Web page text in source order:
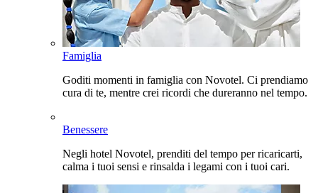
Famiglia
Goditi momenti in famiglia con Novotel. Ci prendiamo
cura di te, mentre crei ricordi che dureranno nel tempo.
Benessere
Negli hotel Novotel, prenditi del tempo per ricaricarti,
calma i tuoi sensi e rinsalda i legami con i tuoi cari.